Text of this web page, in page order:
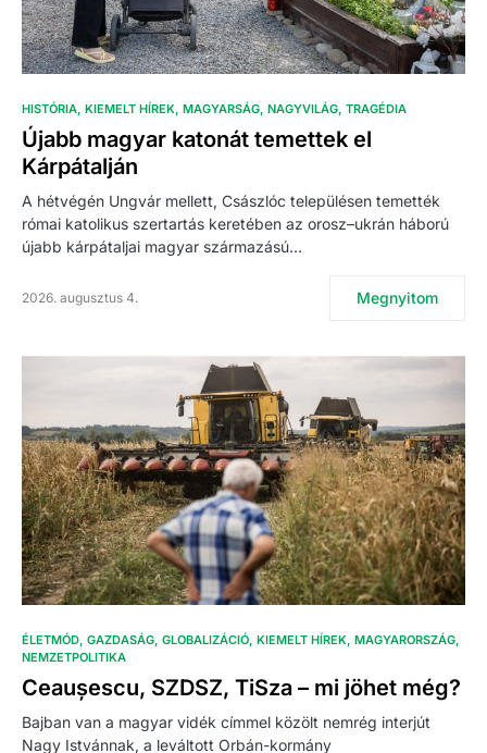
HISTÓRIA KIEMELT HÍREK MAGYARSÁG NAGYVILÁG TRAGÉDIA
Újabb magyar katonát temettek el
Kárpátalján
A hétvégén Ungvár mellett, Császlóc településen temették
római katolikus szertartás keretében az orosz–ukrán háború
újabb kárpátaljai magyar származású…
2026. augusztus 4. Megnyitom
ÉLETMÓD GAZDASÁG GLOBALIZÁCIÓ KIEMELT HÍREK MAGYARORSZÁG
NEMZETPOLITIKA
Ceaușescu, SZDSZ, TiSza – mi jöhet még?
Bajban van a magyar vidék címmel közölt nemrég interjút
Nagy Istvánnak, a leváltott Orbán-kormány